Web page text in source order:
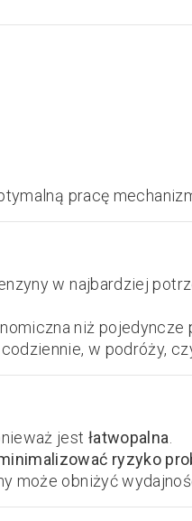
pracę
w najbardziej
niż pojedyncze
w podróży,
jest łatwopalna
ryzyko
może obniżyć